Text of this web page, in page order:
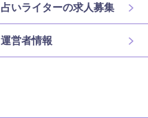
占いライターの求人募集
運営者情報